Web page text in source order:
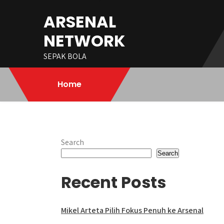
ARSENAL
NETWORK
SEPAK BOLA
Home
Search
Search
Recent Posts
Mikel Arteta Pilih Fokus Penuh ke Arsenal